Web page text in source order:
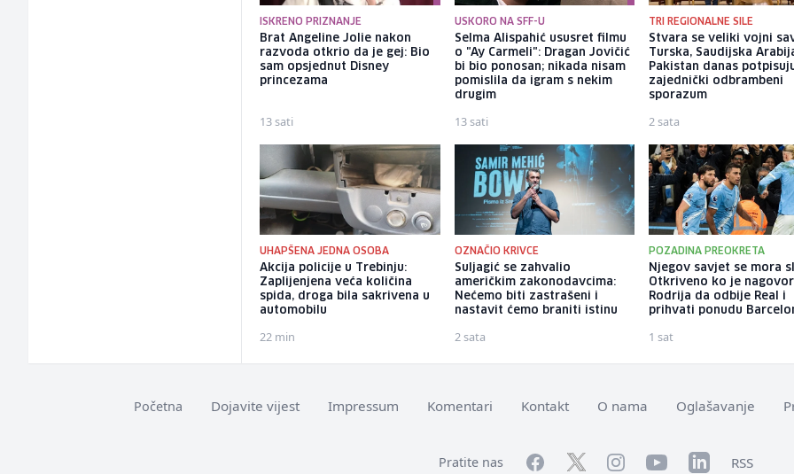
ISKRENO PRIZNANJE
Brat Angeline Jolie nakon
razvoda otkrio da je gej: Bio
sam opsjednut Disney
princezama
13 sati
USKORO NA SFF-U
Selma Alispahić ususret filmu
o "Ay Carmeli": Dragan Jovičić
bi bio ponosan; nikada nisam
pomislila da igram s nekim
drugim
13 sati
TRI REGIONALNE SILE
Stvara se veliki vojni
Turska, Saudijska
Pakistan danas
zajednički odbrambeni
sporazum
2 sata
UHAPŠENA JEDNA OSOBA
Akcija policije u Trebinju:
Zaplijenjena veća količina
spida, droga bila sakrivena u
automobilu
22 min
OZNAČIO KRIVCE
Suljagić se zahvalio
američkim zakonodavcima:
Nećemo biti zastrašeni i
nastavit ćemo braniti istinu
2 sata
POZADINA PREOKRETA
Njegov savjet se mora
Otkriveno ko je
Rodrija da odbije Real i
prihvati ponudu
1 sat
Početna Dojavite vijest Impressum Komentari Kontakt O nama Oglašavanje
Pratite nas FacebookTwitterInstagramYouTubeLinkedInRSS